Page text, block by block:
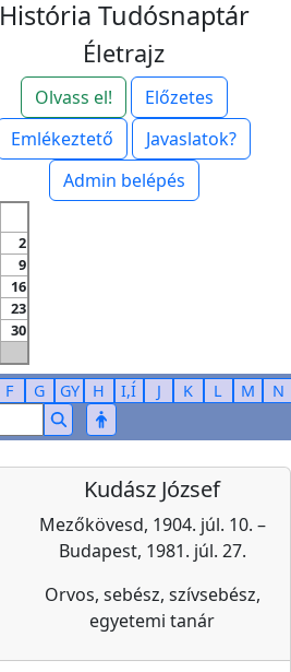
História Tudósnaptár
Életrajz
Olvass el!
Előzetes
Emlékeztető
Javaslatok?
Admin belépés
2
9
16
23
30
F G GY H I,Í J K L M
N
Kudász József
Mezőkövesd, 1904. júl. 10. –
Budapest, 1981. júl. 27.
Orvos, sebész, szívsebész,
egyetemi tanár